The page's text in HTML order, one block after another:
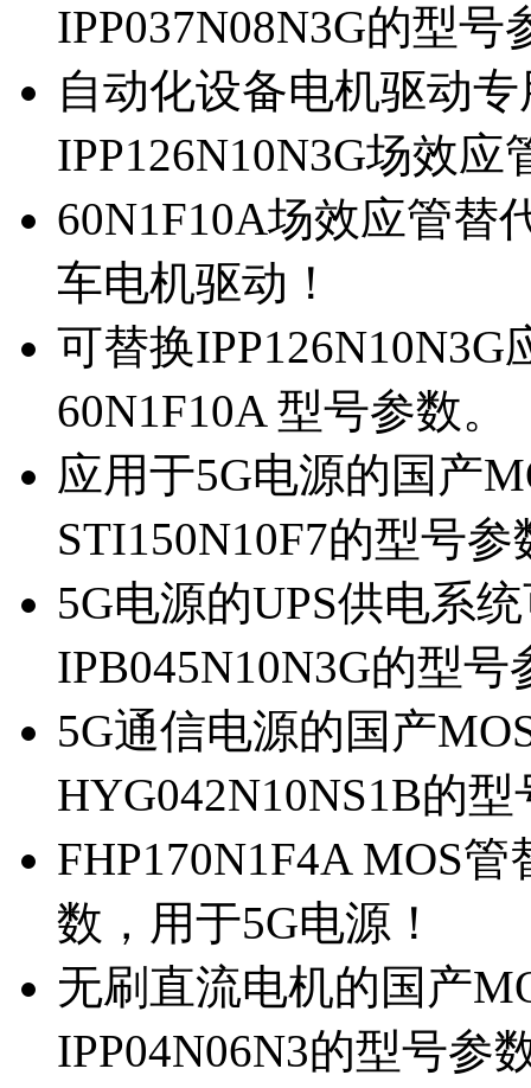
IPP037N08N3G的型号
自动化设备电机驱动
IPP126N10N3G场效应
60N1F10A场效应管替
车电机驱动！
可替换
60N1F10A 型号参数。
应用于5G电源的国产
STI150N10F7的型号参
5G电源的UPS供电系
IPB045N10N3G的型号
5G通信电源的国产
HYG042N10NS1B的
FHP170N1F4A MOS
数，用于5G电源！
无刷直流电机的国产
IPP04N06N3的型号参